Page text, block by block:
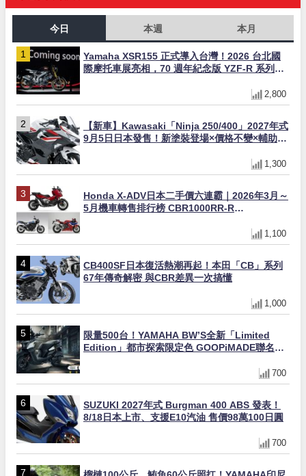
今日 本週 本月
Yamaha XSR155 正式導入台灣！2026 台北國
際摩托車展亮相，70 週年紀念版 YZF-R 系列限
2,800
【新車】Kawasaki「Ninja 250/400」2027年式
9月5日日本發售！新塗裝登場×價格不變×輔助滑
1,300
Honda X-ADV日本二手價六連霸｜2026年3月～
5月機車轉售排行榜 CBR1000RR-R
1,100
CB400SF日本復活熱潮再起！本田「CB」系列
67年傳奇解密 與CBR差異一次搞懂
1,000
限量500台！YAMAHA BW’S全新「Limited
Edition」都市探索限定色 GOOPiMADE聯名包
700
SUZUKI 2027年式 Burgman 400 ABS 發表！
8/18日本上市、支援E10汽油 售價98萬100日圓
700